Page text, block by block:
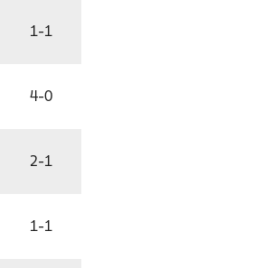
1-1
4-0
2-1
1-1